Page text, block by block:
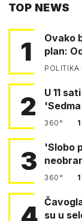
TOP NEWS
1
Ovako
plan:
POLITIKA
2
U 11 sati bili su pred
360°
3
'Slobo
360°
su u